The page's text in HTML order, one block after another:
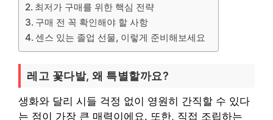
최저가 구매를 위한 핵심 전략
구매 전 꼭 확인해야 할 사항
센스 있는 졸업 선물, 이렇게 준비해보세요
레고 꽃다발, 왜 특별할까요?
생화와 달리 시들 걱정 없이 영원히 간직할 수 있다
는 점이 가장 큰 매력이에요. 또한, 직접 조립하는